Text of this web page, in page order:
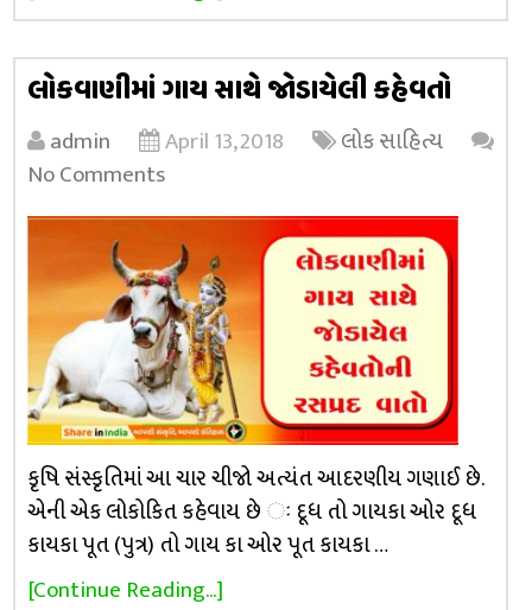
લોકવાણીમાં ગાય સાથે જોડાયેલી કહેવતો
admin April 13, 2018
લોક સાહિત્ય
No Comments
કૃષિ સંસ્કૃતિમાં આ ચાર ચીજો અત્યંત આદરણીય ગણાઈ છે.
એની એક લોકોકિત કહેવાય છે ઃ દૂધ તો ગાયકા ઓર દૂધ
કાયકા પૂત (પુત્ર) તો ગાય કા ઓર પૂત કાયકા …
[Continue Reading...]